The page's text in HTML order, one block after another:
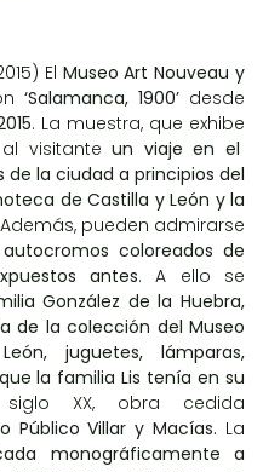
El Museo Art Nouveau y
‘Salamanca, 1900’desde
. La muestra, que exhibe
visitanteun viaje en el
la ciudad a principios del
de Castilla y León y la
Además, pueden admirarse
coloreados de
antes. A ello se
González de la Huebra,
de la colección del Museo
,
juguetes, lámparas,
la familia Lis tenía en su
XX, obra cedida
Público Villar y Macías. La
monográficamente a